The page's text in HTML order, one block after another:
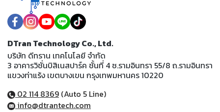
DTran Technology Co., Ltd.
บริษัท ดีทราน เทคโนโลยี จำกัด
3 อาคารวิชั่นบิสิเนสปาร์ค ชั้นที่ 4 ซ.รามอินทรา 55/8 ถ.รามอินทรา
แขวงท่าแร้ง เขตบางเขน กรุงเทพมหานคร 10220
02 114 8369 (Auto 5 Line)
info@dtrantech.com